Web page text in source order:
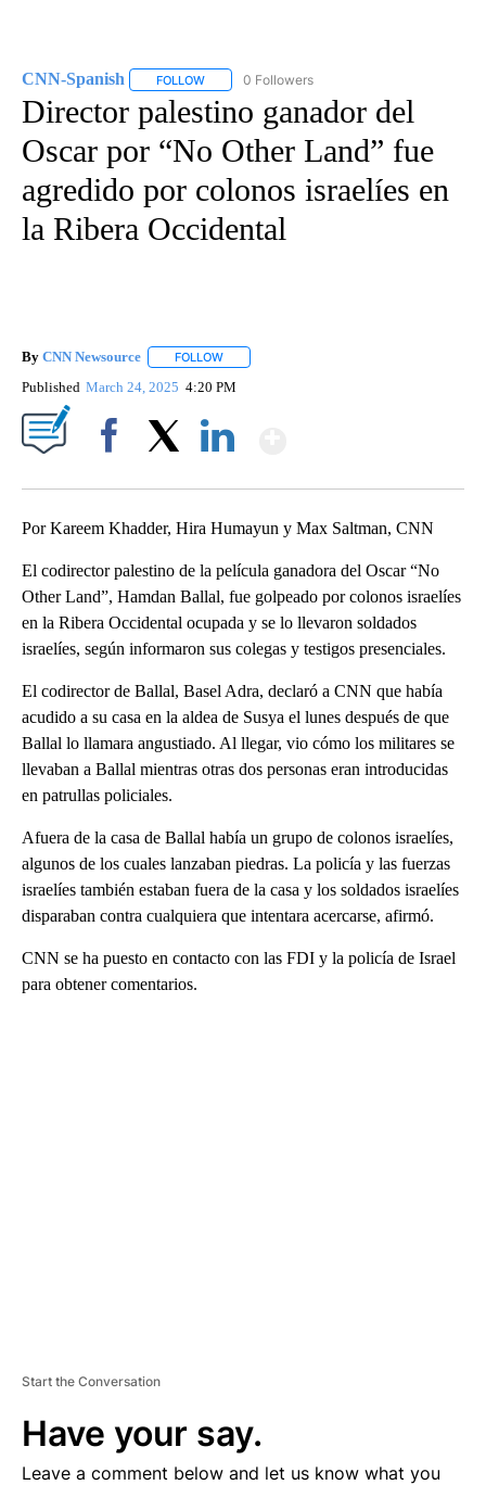
CNN-Spanish FOLLOW FOLLOW "CNN-SPANISH" TO RECEIVE
0 Followers
Director palestino ganador del
Oscar por “No Other Land” fue
agredido por colonos israelíes en
la Ribera Occidental
By CNN Newsource FOLLOW
Published March 24, 2025 4:20 PM
Por Kareem Khadder, Hira Humayun y Max Saltman, CNN
El codirector palestino de la película ganadora del Oscar “No
Other Land”, Hamdan Ballal, fue golpeado por colonos israelíes
en la Ribera Occidental ocupada y se lo llevaron soldados
israelíes, según informaron sus colegas y testigos presenciales.
El codirector de Ballal, Basel Adra, declaró a CNN que había
acudido a su casa en la aldea de Susya el lunes después de que
Ballal lo llamara angustiado. Al llegar, vio cómo los militares se
llevaban a Ballal mientras otras dos personas eran introducidas
en patrullas policiales.
Afuera de la casa de Ballal había un grupo de colonos israelíes,
algunos de los cuales lanzaban piedras. La policía y las fuerzas
israelíes también estaban fuera de la casa y los soldados israelíes
disparaban contra cualquiera que intentara acercarse, afirmó.
CNN se ha puesto en contacto con las FDI y la policía de Israel
para obtener comentarios.
Start the Conversation
Have your say.
Leave a comment below and let us know what you